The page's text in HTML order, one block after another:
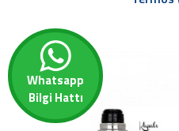
Whatsapp
Bilgi Hattı